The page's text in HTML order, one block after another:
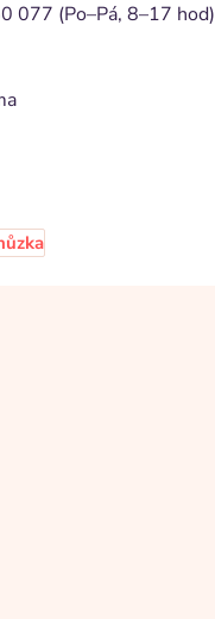
077 (Po–Pá, 8–17 hod)